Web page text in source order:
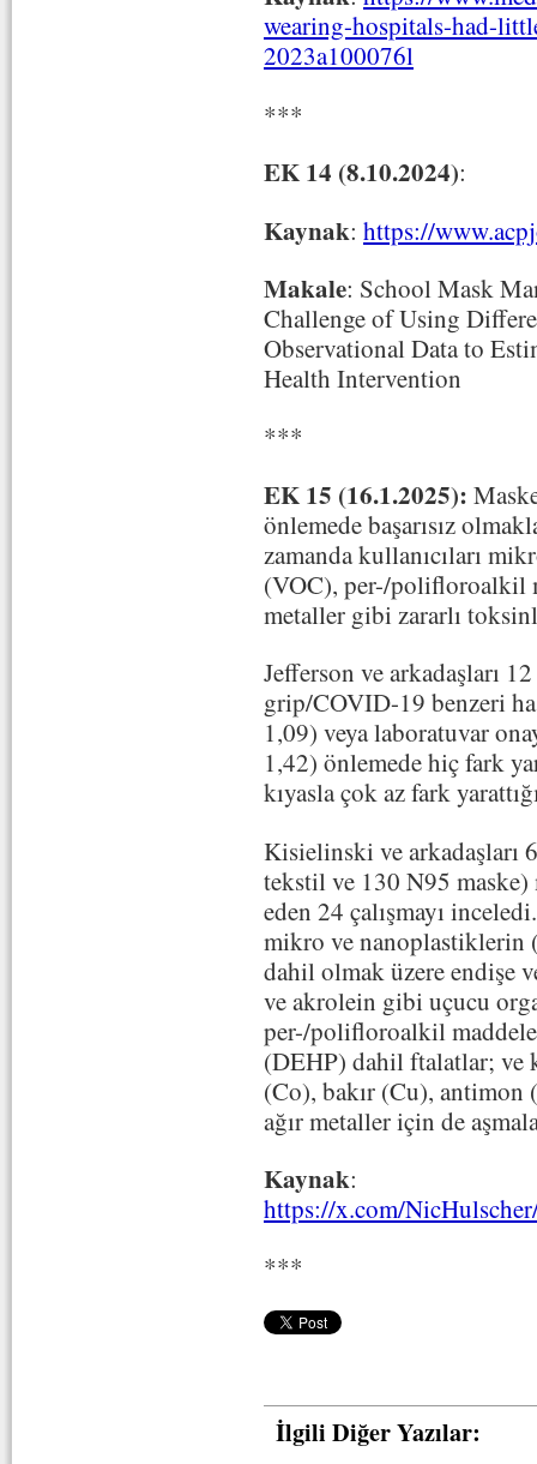
wearing-hospitals-had-
2023a100076l
***
EK 14 (8.10.2024):
Kaynak: https://
Makale: School Mask
Challenge of Using
Observational Data to
Health Intervention
***
EK 15 (16.1.2025):
önlemede başarısız
zamanda kullanıcıları
(VOC), per-/polifloroalkil
metaller gibi zararlı
Jefferson ve arkadaşları
grip/COVID-19 benzeri
1,09) veya laboratuvar
1,42) önlemede hiç fark
kıyasla çok az fark
Kisielinski ve arkadaşları
tekstil ve 130 N95 maske)
eden 24 çalışmayı
mikro ve nanoplastiklerin
dahil olmak üzere endişe
ve akrolein gibi uçucu
per-/polifloroalkil
(DEHP) dahil ftalatlar; ve
(Co), bakır (Cu),
ağır metaller için de
Kaynak:
https://x.com/
***
İlgili Diğer Yazılar: